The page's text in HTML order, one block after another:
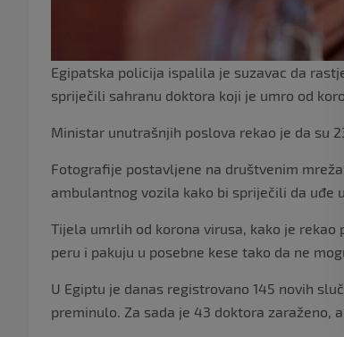
Egipatska policija ispalila je suzavac da
spriječili sahranu doktora koji je umro od
Ministar unutrašnjih poslova rekao je da su
Fotografije postavljene na društvenim
ambulantnog vozila kako bi spriječili da uđe
Tijela umrlih od korona virusa, kako je
peru i pakuju u posebne kese tako da ne
U Egiptu je danas registrovano 145 novih
preminulo. Za sada je 43 doktora zaraženo, a